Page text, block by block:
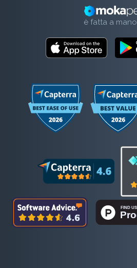
è fatta a mano